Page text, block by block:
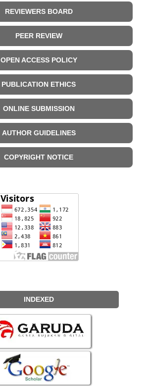
REVIEWERS BOARD
PEER REVIEW
OPEN ACCESS POLICY
PUBLICATION ETHICS
ONLINE SUBMISSION
AUTHOR GUIDELINES
COPYRIGHT NOTICE
INDEXED